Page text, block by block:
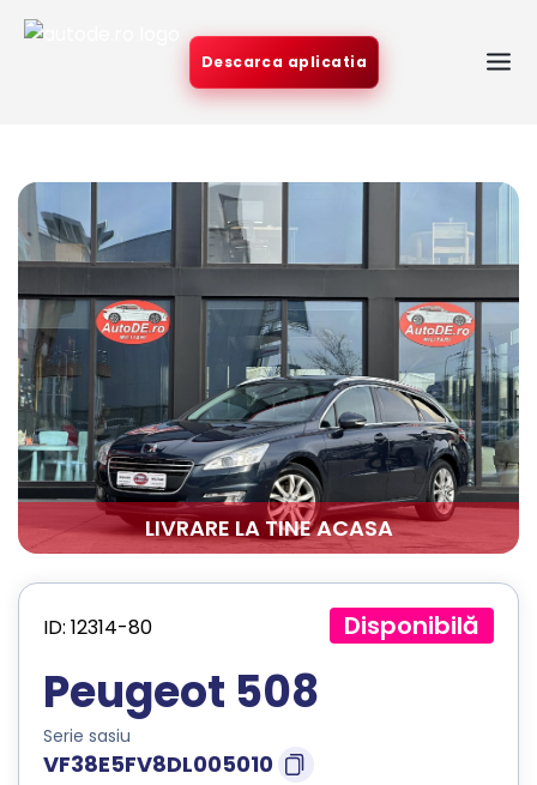
Descarca aplicatia
LIVRARE LA TINE ACASA
ID: 12314-80 Disponibilă
Peugeot 508
Serie sasiu
VF38E5FV8DL005010